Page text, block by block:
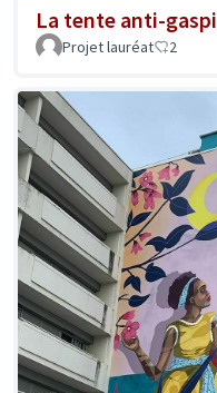
La tente anti-gaspi
Projet lauréat 2